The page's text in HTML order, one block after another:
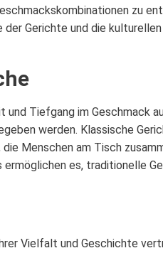
zu
Gerichte und die
Tiefgang im Geschmack
werden. Klassische
Menschen am Tisch
es, traditionelle
Vielfalt und Geschichte